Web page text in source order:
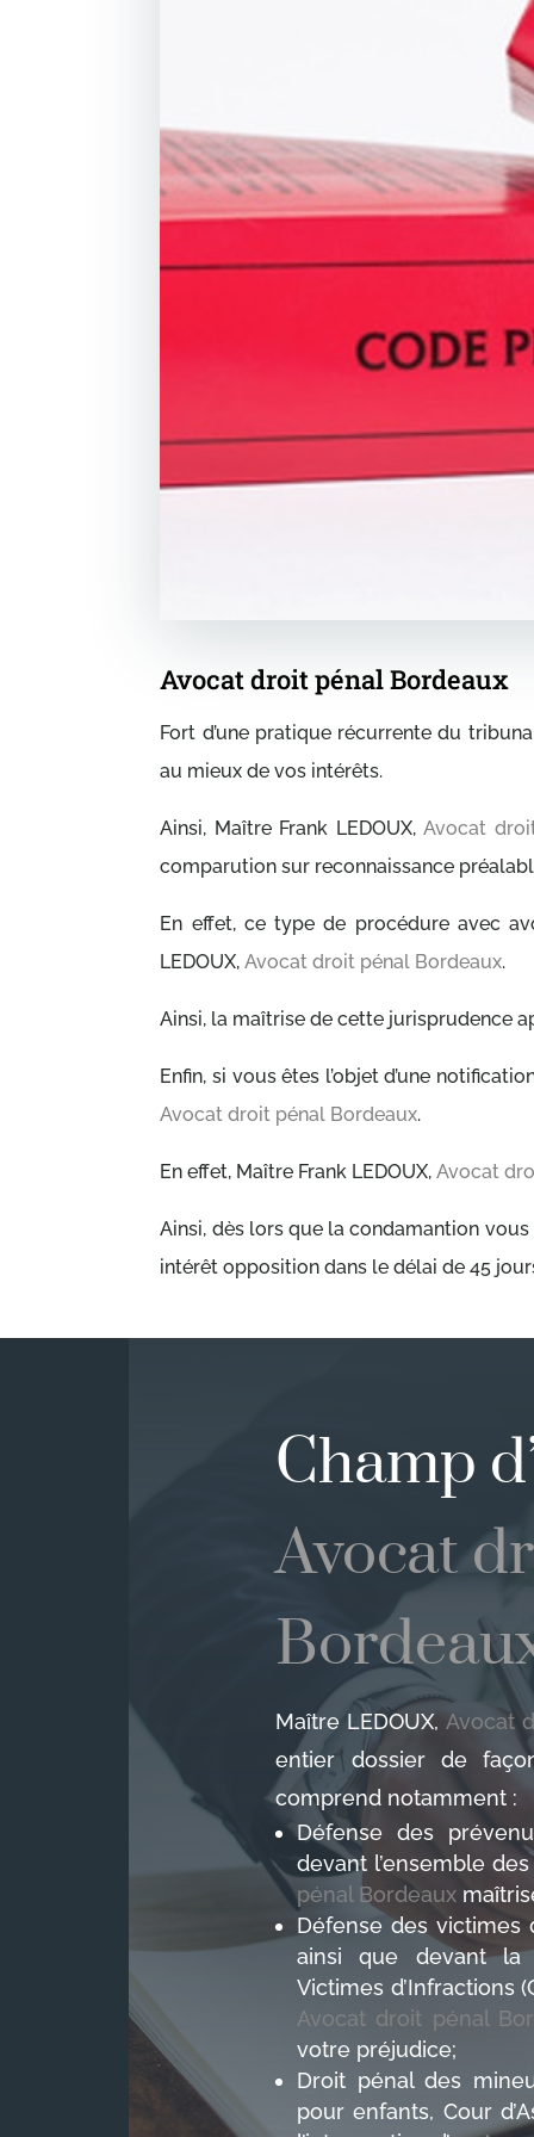
Avocat droit pénal Bordeaux
Fort d’une pratique récurrente du
au mieux de vos intérêts.
Ainsi, Maître Frank LEDOUX,Avocat
comparution sur reconnaissance
En effet, ce type de procédure avec
LEDOUX,Avocat droit pénal Bordeaux.
Ainsi, la maîtrise de cette jurisprudence
Enfin, si vous êtes l’objet d’une
Avocat droit pénal Bordeaux.
En effet, Maître Frank LEDOUX,Avocat
Ainsi, dès lors que la condamantion
intérêt opposition dans le délai de 45
Champ
Avocat
Maître LEDOUX, Avocat
entier dossier de
comprend notamment :
Défense des
devant l’ensemble
pénal Bordeaux
Défense des victimes
ainsi que devant la
Victimes d’Infractions
Avocat droit pénal
votre préjudice;
Droit pénal des
pour enfants, Cour